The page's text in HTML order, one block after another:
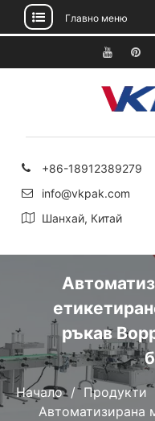
към
Главно меню
+86-18912389279
info@vkpak.com
Шанхай, Китай
ръкав
Начало Продукти
Автоматизирана